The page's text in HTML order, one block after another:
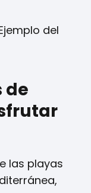
del
de
las playas